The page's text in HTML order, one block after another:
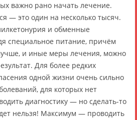
важно рано начать лечение.
— это один на несколько тысяч.
и обменные
специальное питание, причём
и иные меры лечения, можно
Для более редких
одной жизни очень сильно
для которых нет
диагностику — но сделать-то
нельзя! Максимум — проводить